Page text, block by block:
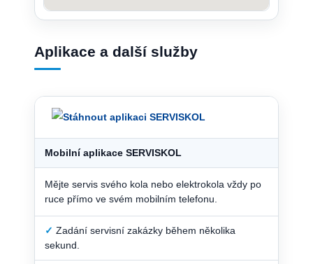
Aplikace a další služby
Mobilní aplikace SERVISKOL
Mějte servis svého kola nebo elektrokola vždy po
ruce přímo ve svém mobilním telefonu.
✓ Zadání servisní zakázky během několika
sekund.